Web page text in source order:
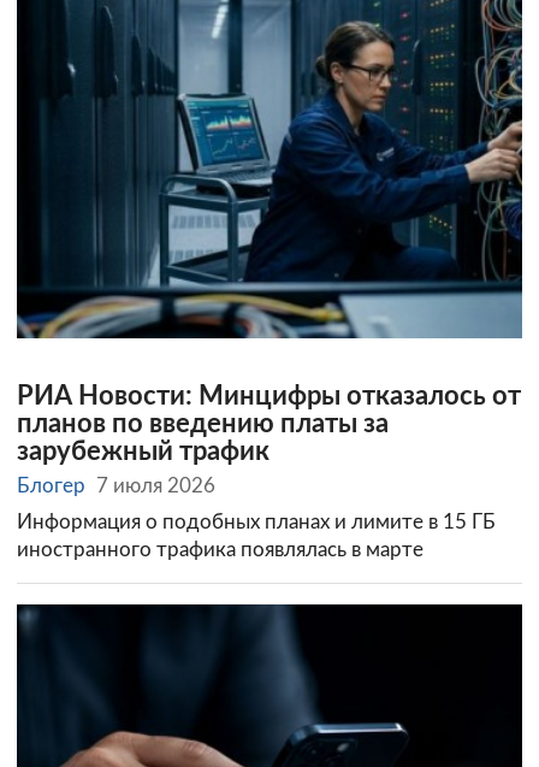
РИА Новости: Минцифры отказалось от
планов по введению платы за
зарубежный трафик
Блогер
7 июля 2026
Информация о подобных планах и лимите в 15 ГБ
иностранного трафика появлялась в марте